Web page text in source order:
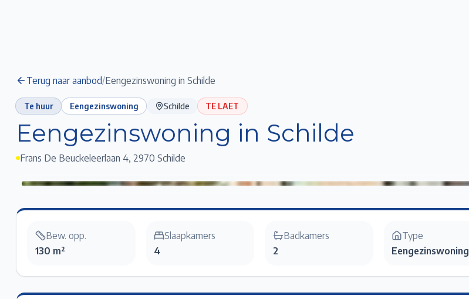
Terug naar aanbod/Eengezinswoning in Schilde
Te huur Eengezinswoning Schilde TE LAET
Eengezinswoning in Schilde
Frans De Beuckeleerlaan 4, 2970 Schilde
Bew. opp.
130 m²
Slaapkamers
4
Badkamers
2
Type
Eengezinswoning